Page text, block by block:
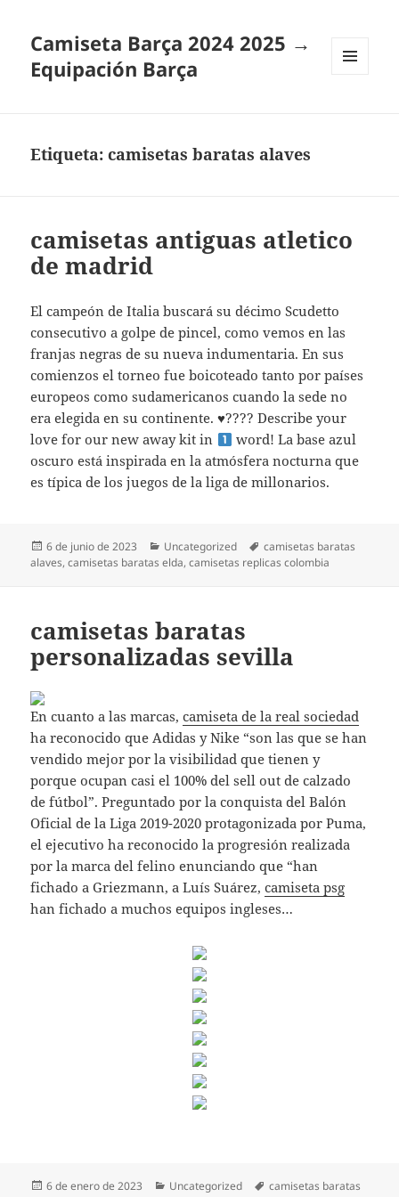
Camiseta Barça 2024 2025 →
Equipación Barça
Etiqueta:camisetas baratas alaves
camisetas antiguas atletico
de madrid
El campeón de Italia buscará su décimo Scudetto
consecutivo a golpe de pincel, como vemos en las
franjas negras de su nueva indumentaria. En sus
comienzos el torneo fue boicoteado tanto por países
europeos como sudamericanos cuando la sede no
era elegida en su continente.♥️???? Describe your
love for our new away kit in
word! La base azul
oscuro está inspirada en la atmósfera nocturna que
es típica de los juegos de la liga de millonarios.
Publicado
el
6 de junio de 2023 Categorías
Uncategorized Etiquetas
camisetas baratas
alaves,camisetas baratas elda,camisetas replicas colombia
camisetas baratas
personalizadas sevilla
En cuanto a las marcas,camiseta de la real sociedad
ha reconocido que Adidas y Nike “son las que se han
vendido mejor por la visibilidad que tienen y
porque ocupan casi el 100% del sell out de calzado
de fútbol”. Preguntado por la conquista del Balón
Oficial de la Liga 2019-2020 protagonizada por Puma,
el ejecutivo ha reconocido la progresión realizada
por la marca del felino enunciando que “han
fichado a Griezmann, a Luís Suárez,camiseta psg
han fichado a muchos equipos ingleses…
Publicado
6 de enero de 2023 Categorías
Uncategorized Etiquetas
camisetas baratas